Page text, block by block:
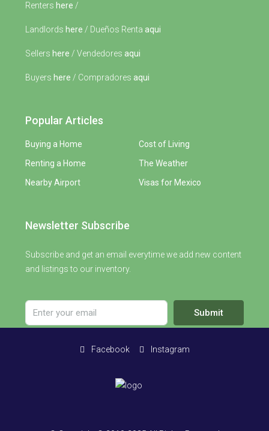
Renters here /
Landlords here / Dueños Renta aqui
Sellers here / Vendedores aqui
Buyers here / Compradores aqui
Popular Articles
Buying a Home
Renting a Home
Nearby Airport
Cost of Living
The Weather
Visas for Mexico
Newsletter Subscribe
Subscribe and get an email everytime we add new content
and listings to our inventory.
Submit
Facebook Instagram